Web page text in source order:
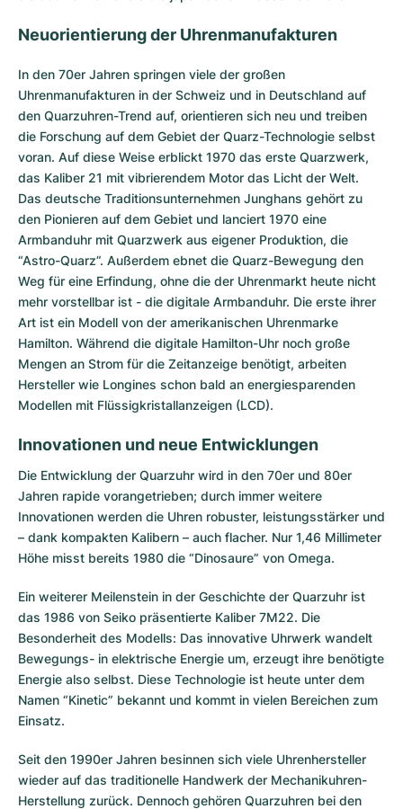
Neuorientierung der Uhrenmanufakturen
In den 70er Jahren springen viele der großen
Uhrenmanufakturen in der Schweiz und in Deutschland auf
den Quarzuhren-Trend auf, orientieren sich neu und treiben
die Forschung auf dem Gebiet der Quarz-Technologie selbst
voran. Auf diese Weise erblickt 1970 das erste Quarzwerk,
das Kaliber 21 mit vibrierendem Motor das Licht der Welt.
Das deutsche Traditionsunternehmen Junghans gehört zu
den Pionieren auf dem Gebiet und lanciert 1970 eine
Armbanduhr mit Quarzwerk aus eigener Produktion, die
“Astro-Quarz”. Außerdem ebnet die Quarz-Bewegung den
Weg für eine Erfindung, ohne die der Uhrenmarkt heute nicht
mehr vorstellbar ist - die digitale Armbanduhr. Die erste ihrer
Art ist ein Modell von der amerikanischen Uhrenmarke
Hamilton. Während die digitale Hamilton-Uhr noch große
Mengen an Strom für die Zeitanzeige benötigt, arbeiten
Hersteller wie Longines schon bald an energiesparenden
Modellen mit Flüssigkristallanzeigen (LCD).
Innovationen und neue Entwicklungen
Die Entwicklung der Quarzuhr wird in den 70er und 80er
Jahren rapide vorangetrieben; durch immer weitere
Innovationen werden die Uhren robuster, leistungsstärker und
– dank kompakten Kalibern – auch flacher. Nur 1,46 Millimeter
Höhe misst bereits 1980 die “Dinosaure” von Omega.
Ein weiterer Meilenstein in der Geschichte der Quarzuhr ist
das 1986 von Seiko präsentierte Kaliber 7M22. Die
Besonderheit des Modells: Das innovative Uhrwerk wandelt
Bewegungs- in elektrische Energie um, erzeugt ihre benötigte
Energie also selbst. Diese Technologie ist heute unter dem
Namen “Kinetic” bekannt und kommt in vielen Bereichen zum
Einsatz.
Seit den 1990er Jahren besinnen sich viele Uhrenhersteller
wieder auf das traditionelle Handwerk der Mechanikuhren-
Herstellung zurück. Dennoch gehören Quarzuhren bei den